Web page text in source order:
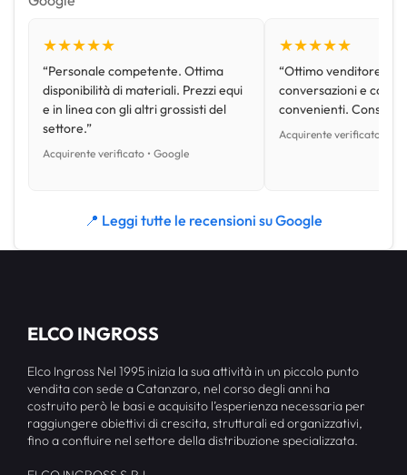
★★★★★
“Personale competente. Ottima
disponibilità di materiali. Prezzi equi
e in linea con gli altri grossisti del
settore.”
Acquirente verificato • Google
★★★★★
“Ottimo venditore,
conversazioni e con
convenienti.
Acquirente verificato •
📍 Leggi tutte le recensioni su Google
ELCO INGROSS
Elco Ingross Nel 1995 inizia la sua attività in un piccolo punto
vendita con sede a Catanzaro, nel corso degli anni ha
costruito però le basi e acquisito l’esperienza necessaria per
raggiungere obiettivi di crescita, strutturali ed organizzativi,
fino a confluire nel settore della distribuzione specializzata.